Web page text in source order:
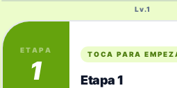
Lv.1
ETAPA
1
TOCA PARA
Etapa 1